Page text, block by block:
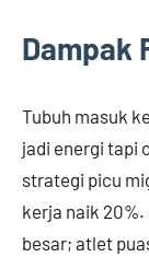
Dampak
Tubuh masuk
jadi energi tapi
strategi picu
kerja naik 20%.
besar; atlet